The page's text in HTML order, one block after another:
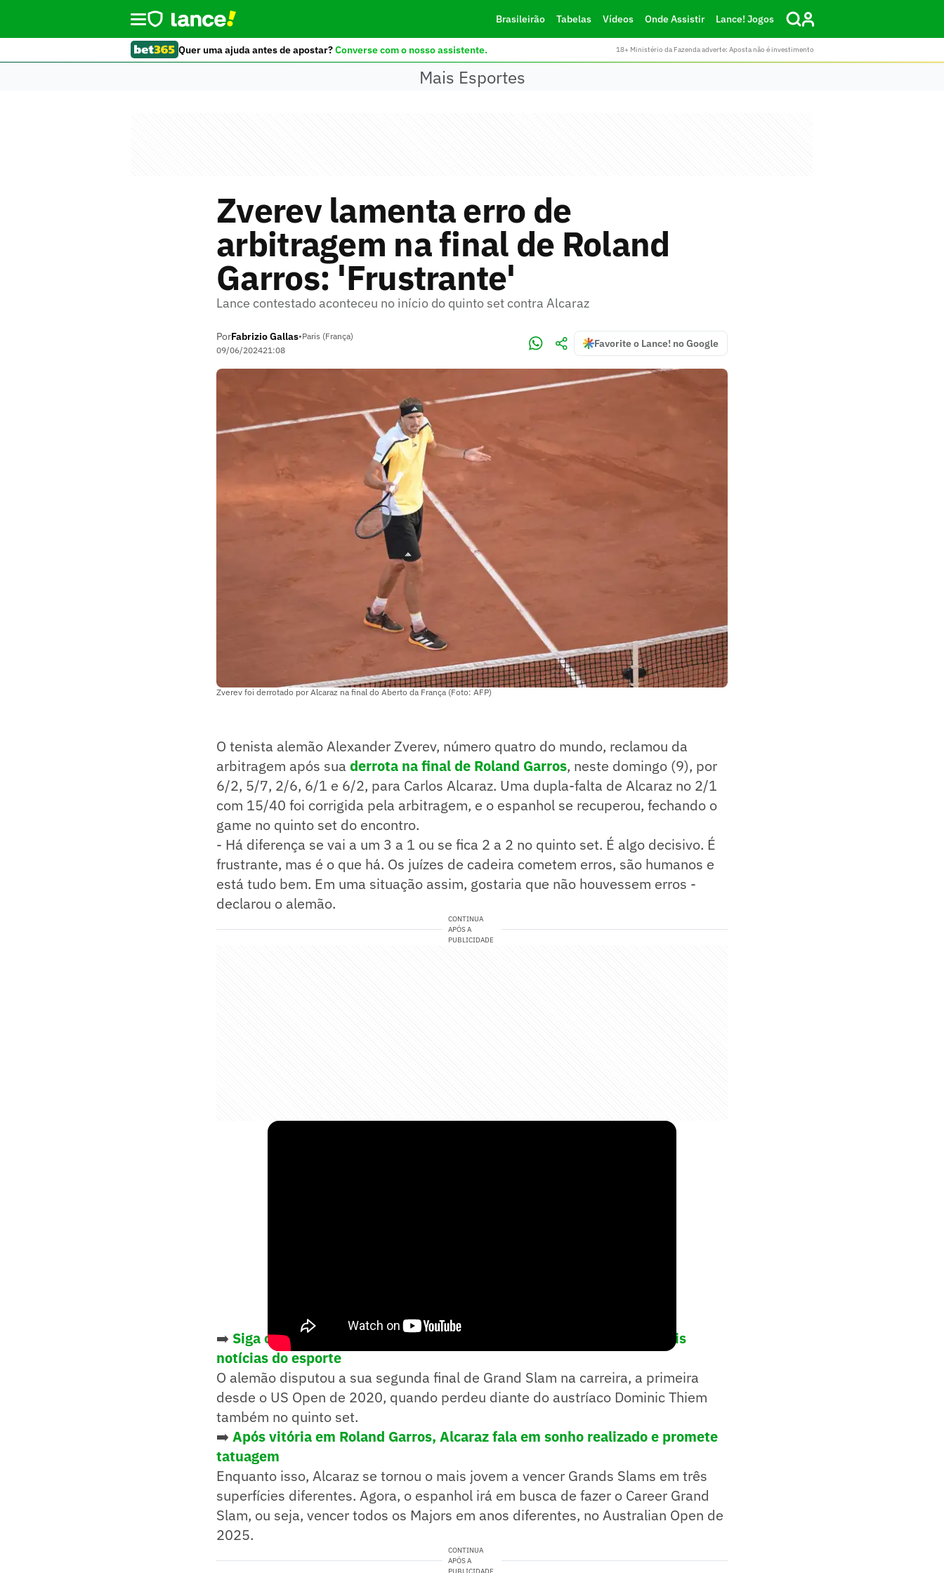
Brasileirão Tabelas Vídeos Onde Assistir Lance! Jogos
Quer uma ajuda antes de apostar?Converse com o nosso assistente. 18+ Ministério da Fazenda adverte: Aposta não é investimento
Mais Esportes
Zverev lamenta erro de
arbitragem na final de Roland
Garros: 'Frustrante'
Lance contestado aconteceu no início do quinto set contra Alcaraz
PorFabrizio Gallas•Paris (França)
09/06/202421:08
Favorite o Lance! no Google
Zverev foi derrotado por Alcaraz na final do Aberto da França (Foto: AFP)
O tenista alemão Alexander Zverev, número quatro do mundo, reclamou da
arbitragem após sua derrota na final de Roland Garros, neste domingo (9), por
6/2, 5/7, 2/6, 6/1 e 6/2, para Carlos Alcaraz. Uma dupla-falta de Alcaraz no 2/1
com 15/40 foi corrigida pela arbitragem, e o espanhol se recuperou, fechando o
game no quinto set do encontro.
- Há diferença se vai a um 3 a 1 ou se fica 2 a 2 no quinto set. É algo decisivo. É
frustrante, mas é o que há. Os juízes de cadeira cometem erros, são humanos e
está tudo bem. Em uma situação assim, gostaria que não houvessem erros -
declarou o alemão.
CONTINUA
APÓS A
PUBLICIDADE
➡️ Siga o Lance! no WhatsApp e acompanhe em tempo real as principais
notícias do esporte
O alemão disputou a sua segunda final de Grand Slam na carreira, a primeira
desde o US Open de 2020, quando perdeu diante do austríaco Dominic Thiem
também no quinto set.
➡️ Após vitória em Roland Garros, Alcaraz fala em sonho realizado e promete
tatuagem
Enquanto isso, Alcaraz se tornou o mais jovem a vencer Grands Slams em três
superfícies diferentes. Agora, o espanhol irá em busca de fazer o Career Grand
Slam, ou seja, vencer todos os Majors em anos diferentes, no Australian Open de
2025.
CONTINUA
APÓS A
PUBLICIDADE